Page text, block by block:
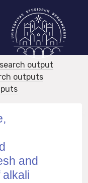
output
outputs
and